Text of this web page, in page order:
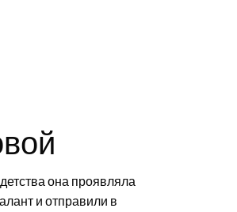
она проявляла
и отправили в